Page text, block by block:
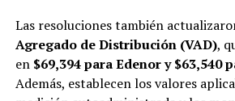
Las resoluciones también
Agregado de Distribución (VAD),
en $69,394 para Edenor y $63,540
Además, establecen los valores